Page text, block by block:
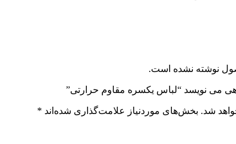
نوشته نشده است.
می نویسد “لباس یکسره مقاوم حرارتی”
شد. بخش‌های موردنیاز علامت‌گذاری شده‌اند *